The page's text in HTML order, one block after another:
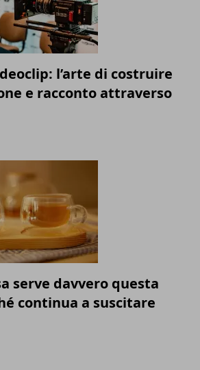
l’arte di costruire
e racconto attraverso
serve davvero questa
continua a suscitare